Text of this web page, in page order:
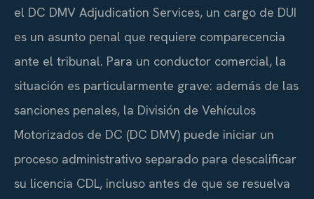
el DC DMV Adjudication Services, un cargo de DUI
es un asunto penal que requiere comparecencia
ante el tribunal. Para un conductor comercial, la
situación es particularmente grave: además de las
sanciones penales, la División de Vehículos
Motorizados de DC (DC DMV) puede iniciar un
proceso administrativo separado para descalificar
su licencia CDL, incluso antes de que se resuelva